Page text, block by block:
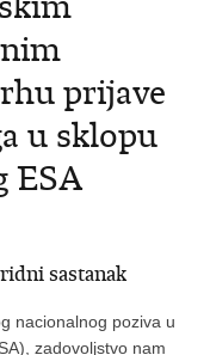
prijave
u sklopu
ESA
sastanak
nacionalnog poziva u
zadovoljstvo nam